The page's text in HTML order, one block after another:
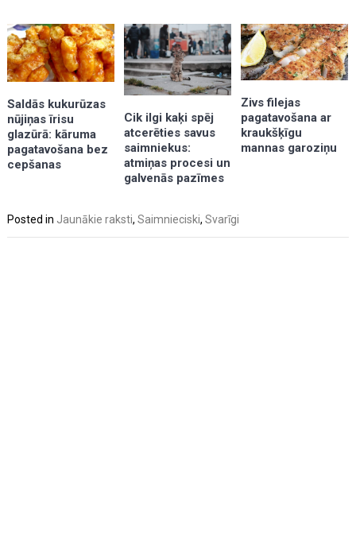
Saldās kukurūzas
nūjiņas īrisu
glazūrā: kāruma
pagatavošana bez
cepšanas
Cik ilgi kaķi spēj
atcerēties savus
saimniekus:
atmiņas procesi un
galvenās pazīmes
Zivs filejas
pagatavošana ar
kraukšķīgu
mannas garoziņu
Posted in Jaunākie raksti,Saimnieciski,Svarīgi